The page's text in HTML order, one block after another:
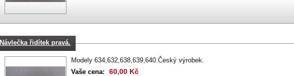
Návlečka řidítek pravá.
Modely 634,632,638,639,640.Český výrobek.
Vaše cena:
60,00 Kč